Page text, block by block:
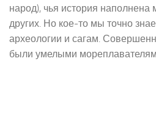
народ), чья история
других. Но кое-то мы точно
археологии и сагам.
были умелыми